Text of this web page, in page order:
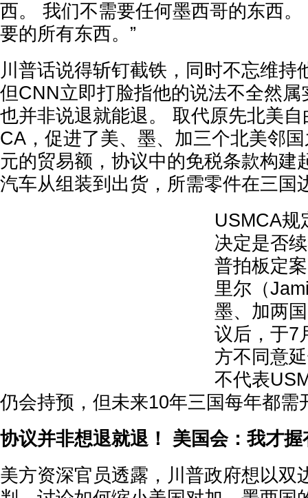
西。 我们不需要任何墨西哥的东西
要的所有东西。”
川普话说得斩钉截铁，同时不忘维持
但CNN立即打脸指他的说法不全然属
也并非说退就能退。 取代原先北美
CA，促进了美、墨、加三个北美邻
元的贸易额，协议中的免税条款构建
汽车从组装到出货，所需零件在三国
USMCA规
决定是否
普拍板定
里尔（
墨、加两
议后，于7
方不同意
不代表
仍会持预，但未来10年三国每年都需
协议并非想退就退！ 美国会：我才握
美方资深官员透露，川普政府想以双